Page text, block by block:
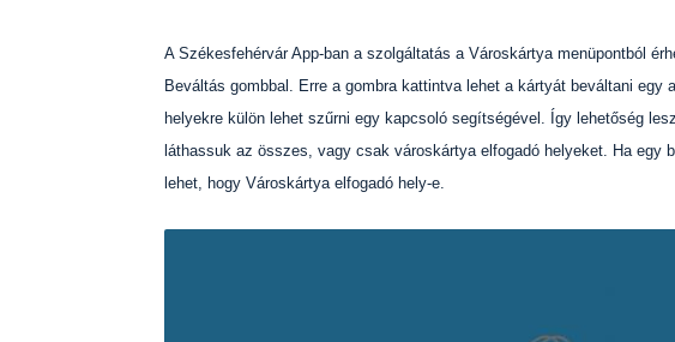
A Székesfehérvár App-ban a szolgáltatás a Városkártya menüpontból
Beváltás gombbal. Erre a gombra kattintva lehet a kártyát beváltani egy
helyekre külön lehet szűrni egy kapcsoló segítségével. Így lehetőség
láthassuk az összes, vagy csak városkártya elfogadó helyeket. Ha egy
lehet, hogy Városkártya elfogadó hely-e.